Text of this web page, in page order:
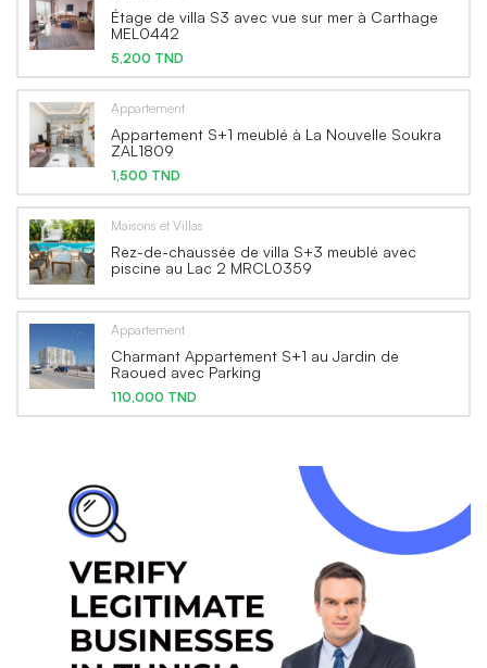
Étage de villa S3 avec vue sur mer à Carthage
MEL0442
5,200 TND
Appartement
Appartement S+1 meublé à La Nouvelle Soukra
ZAL1809
1,500 TND
Maisons et Villas
Rez-de-chaussée de villa S+3 meublé avec
piscine au Lac 2 MRCL0359
Appartement
Charmant Appartement S+1 au Jardin de
Raoued avec Parking
110,000 TND